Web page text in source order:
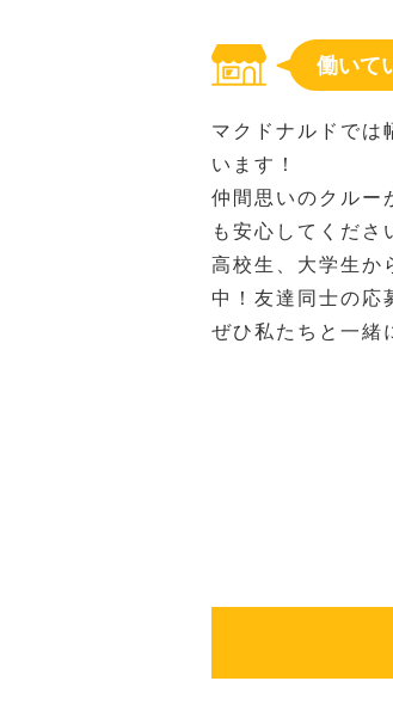
働いて
マクドナルドでは
います！
仲間思いのクルー
も安心してくださ
高校生、大学生か
中！友達同士の応
ぜひ私たちと一緒